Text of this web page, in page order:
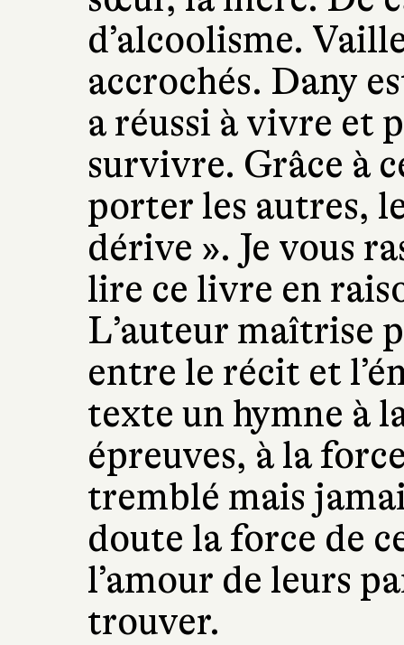
d’alcoolisme.
accrochés. Dany
a réussi à vivre et
survivre. Grâce à
porter les autres,
dérive ». Je vous
lire ce livre en
L’auteur maîtrise
entre le récit et
texte un hymne à
épreuves, à la
tremblé mais
doute la force de
l’amour de leurs
trouver.